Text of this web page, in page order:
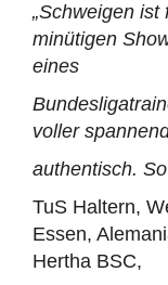
„Schweigen ist
minütigen
eines
voller
authentisch.
TuS Haltern,
Essen,
Hertha BSC,